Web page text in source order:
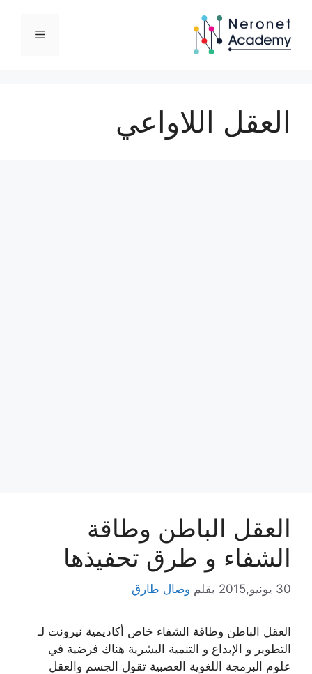
المحتوى
القائمة
العقل اللاواعي
العقل الباطن وطاقة
الشفاء و طرق تحفيذها
30 يونيو,2015 بقلم وصال طارق
العقل الباطن وطاقة الشفاء خاص أكاديمية نيرونت لـ
التطوير و الإبداع و التنمية البشرية هناك فرضية في
علوم البرمجة اللغوية العصبية تقول الجسم والعقل